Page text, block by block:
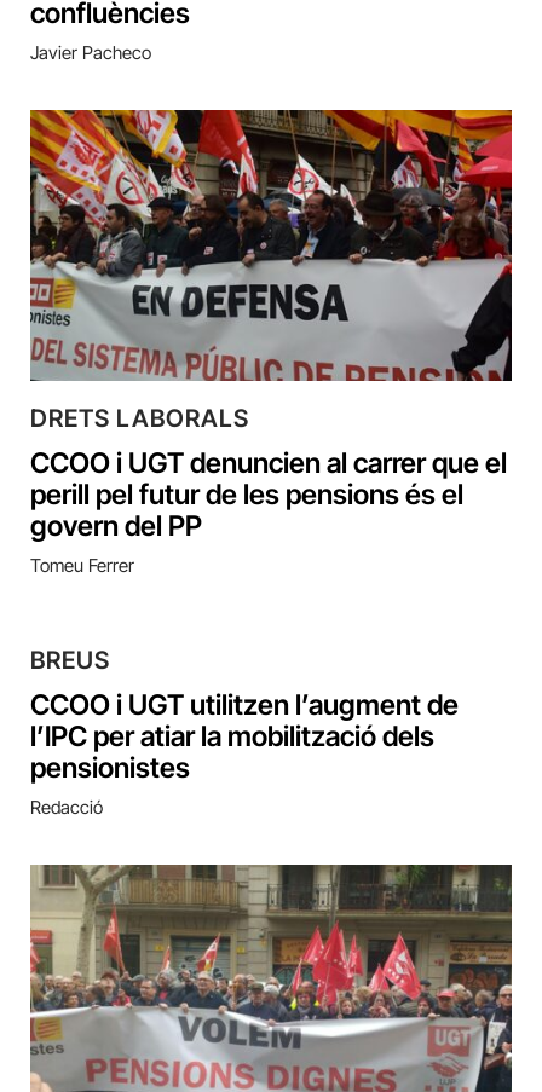
confluències
Javier Pacheco
DRETS LABORALS
CCOO i UGT denuncien al carrer que el
perill pel futur de les pensions és el
govern del PP
Tomeu Ferrer
BREUS
CCOO i UGT utilitzen l’augment de
l’IPC per atiar la mobilització dels
pensionistes
Redacció